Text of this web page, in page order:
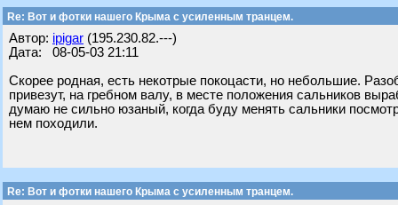
Re: Вот и фотки нашего Крыма с усиленным транцем.
Автор: ipigar (195.230.82.---)
Дата: 08-05-03 21:11
Скорее родная, есть некотрые покоцасти, но небольшие.
привезут, на гребном валу, в месте положения сальников
думаю не сильно юзаный, когда буду менять сальники
нем походили.
Re: Вот и фотки нашего Крыма с усиленным транцем.